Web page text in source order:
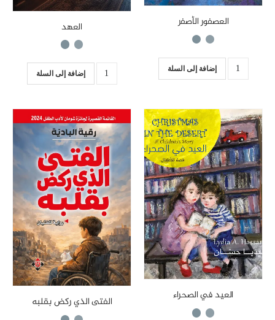
العصفور الأصفر
إضافة إلى السلة
العهد
إضافة إلى السلة
العيد في الصحراء الفتى الذي ركض بقلبه